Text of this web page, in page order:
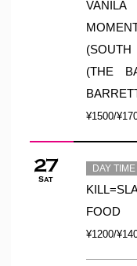
VANILA
(THE
¥1500/
27
Sat
DAY TIME
FOOD
¥1200/